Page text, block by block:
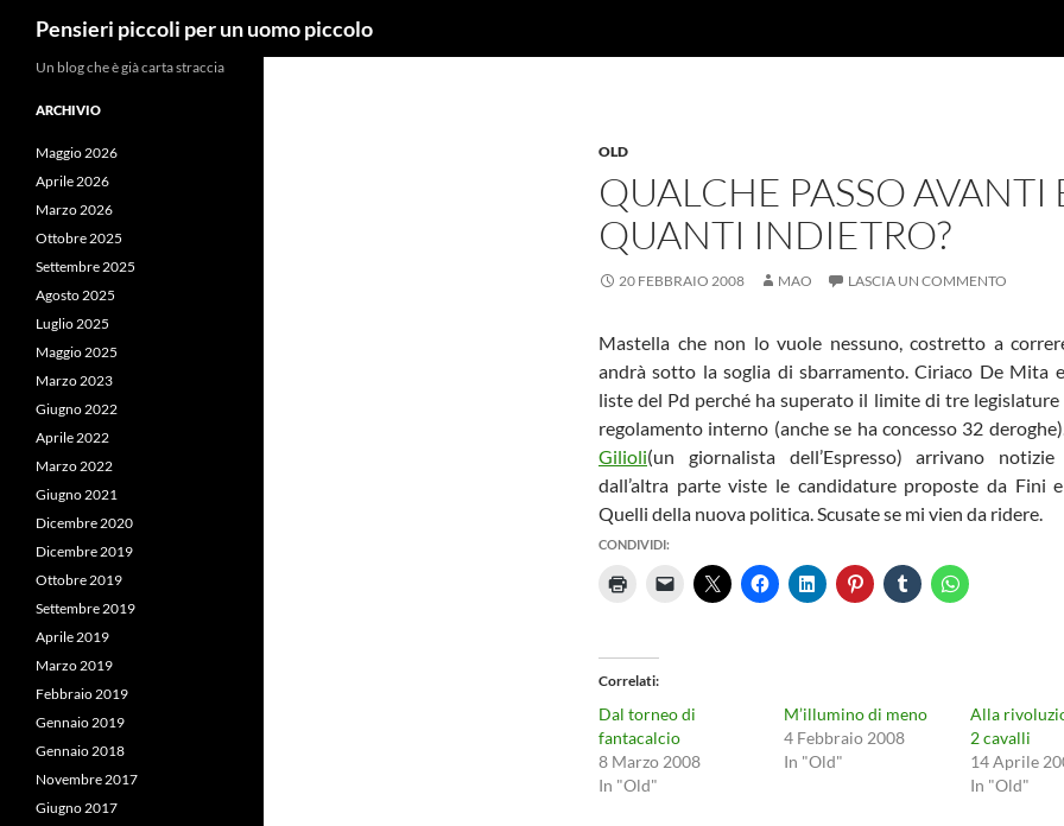
Pensieri piccoli per un uomo piccolo
OLD
QUALCHE PASSO AVANTI
QUANTI INDIETRO?
20 FEBBRAIO 2008 MAO LASCIA UN COMMENTO
Mastella che non lo vuole nessuno, costretto a
andrà sotto la soglia di sbarramento. Ciriaco De Mita
liste del Pd perché ha superato il limite di tre
regolamento interno (anche se ha concesso 32
Gilioli(un giornalista dell’Espresso) arrivano
dall’altra parte viste le candidature proposte da Fini
Quelli della nuova politica. Scusate se mi vien da ridere.
CONDIVIDI:
Correlati
Dal torneo di
fantacalcio
8 Marzo 2008
In "Old"
M’illumino di meno
4 Febbraio 2008
In "Old"
Alla
2 cavalli
14 Aprile
In "Old"
Un blog che è già carta straccia
ARCHIVIO
Maggio 2026
Aprile 2026
Marzo 2026
Ottobre 2025
Settembre 2025
Agosto 2025
Luglio 2025
Maggio 2025
Marzo 2023
Giugno 2022
Aprile 2022
Marzo 2022
Giugno 2021
Dicembre 2020
Dicembre 2019
Ottobre 2019
Settembre 2019
Aprile 2019
Marzo 2019
Febbraio 2019
Gennaio 2019
Gennaio 2018
Novembre 2017
Giugno 2017